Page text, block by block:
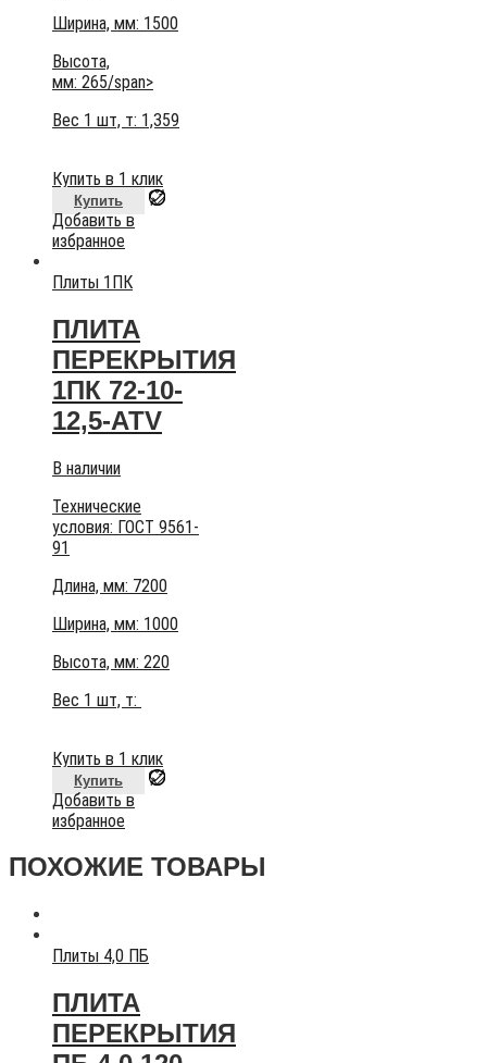
Ширина, мм: 1500
Высота,
мм: 265/span>
Вес 1 шт, т: 1,359
Купить в 1 клик
Купить
Добавить в
избранное
Плиты 1ПК
ПЛИТА
ПЕРЕКРЫТИЯ
1ПК 72-10-
12,5-АТV
В наличии
Технические
условия: ГОСТ 9561-
91
Длина, мм: 7200
Ширина, мм: 1000
Высота, мм: 220
Вес 1 шт, т:
Купить в 1 клик
Купить
Добавить в
избранное
ПОХОЖИЕ ТОВАРЫ
Плиты 4,0 ПБ
ПЛИТА
ПЕРЕКРЫТИЯ